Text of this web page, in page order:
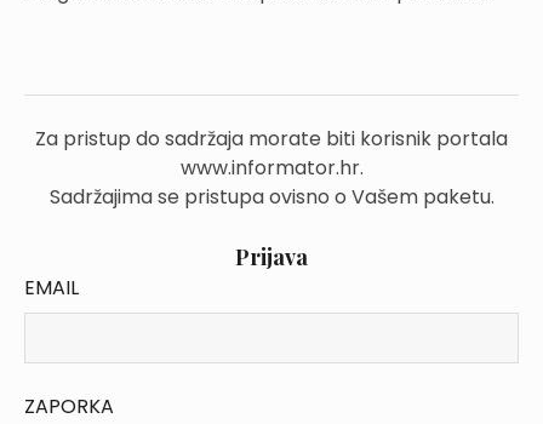
Za pristup do sadržaja morate biti korisnik portala
www.informator.hr.
Sadržajima se pristupa ovisno o Vašem paketu.
Prijava
EMAIL
ZAPORKA